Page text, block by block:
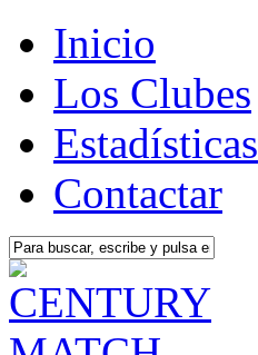
Inicio
Los Clubes
Estadísticas
Contactar